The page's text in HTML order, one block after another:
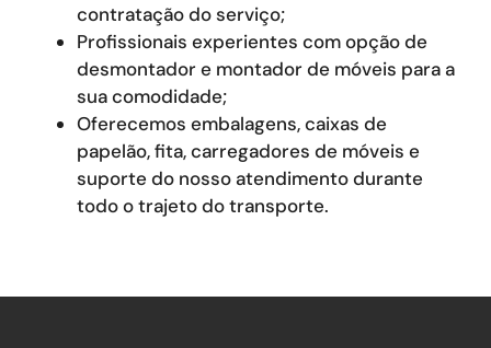
contratação do serviço;
Profissionais experientes com opção de
desmontador e montador de móveis para a
sua comodidade;
Oferecemos embalagens, caixas de
papelão, fita, carregadores de móveis e
suporte do nosso atendimento durante
todo o trajeto do transporte.